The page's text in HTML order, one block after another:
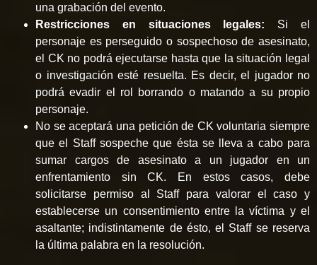
una grabación del evento.
Restricciones en situaciones legales: Si el
personaje es perseguido o sospechoso de asesinato,
el CK no podrá ejecutarse hasta que la situación legal
o investigación esté resuelta. Es decir, el jugador no
podrá evadir el rol borrando o matando a su propio
personaje.
No se aceptará una petición de CK voluntaria siempre
que el Staff sospeche que ésta se lleva a cabo para
sumar cargos de asesinato a un jugador en un
enfrentamiento sin CK. En estos casos, debe
solicitarse permiso al Staff para valorar el caso y
establecerse un consentimiento entre la víctima y el
asaltante; indistintamente de ésto, el Staff se reserva
la última palabra en la resolución.